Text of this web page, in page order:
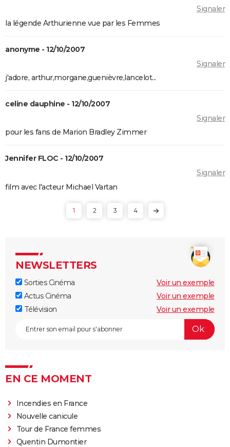
Donjons & Dragons le film : critiques, avis, bande-
annonce, séance, streaming...
été difficile pour les acteurs ?
production a été aussi compliquée ?
La forme de l'eau : synopsis, casting, bande-
Dracula
Signaler
la légende Arthurienne vue par les Femmes
anonyme - 12/10/2007
Signaler
j'adore, arthur,morgane,guenièvre,lancelot...
celine dauphine - 12/10/2007
Signaler
pour les fans de Marion Bradley Zimmer
Jennifer FLOC - 12/10/2007
Signaler
film avec l'acteur Michael Vartan
1 2 3 4
NEWSLETTERS
Sorties Cinéma
Voir un exemple
Actus Cinéma
Voir un exemple
Télévision
Voir un exemple
EN CE MOMENT
Incendies en France
Nouvelle canicule
Tour de France femmes
Quentin Dumontier